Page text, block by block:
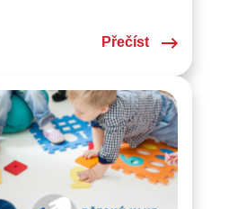
České školy Luzern.
jedním slovem: PARÁDA!
obci Curaglia,
Přečíst